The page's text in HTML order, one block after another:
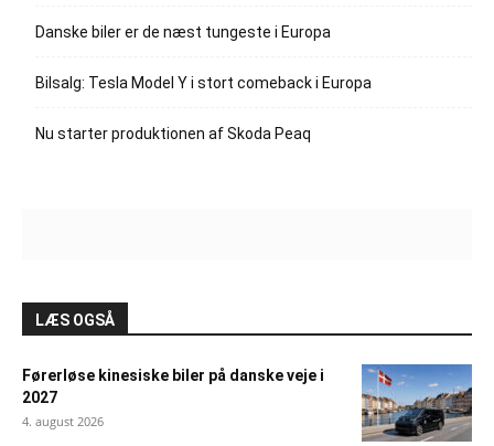
Danske biler er de næst tungeste i Europa
Bilsalg: Tesla Model Y i stort comeback i Europa
Nu starter produktionen af Skoda Peaq
LÆS OGSÅ
Førerløse kinesiske biler på danske veje i
2027
4. august 2026